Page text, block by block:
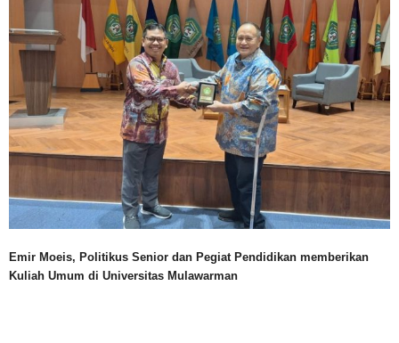
Emir Moeis, Politikus Senior dan Pegiat Pendidikan memberikan
Kuliah Umum di Universitas Mulawarman